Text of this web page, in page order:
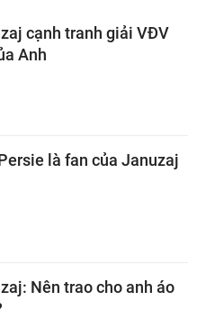
cạnh tranh giải VĐV
Anh
là fan của Januzaj
Nên trao cho anh áo